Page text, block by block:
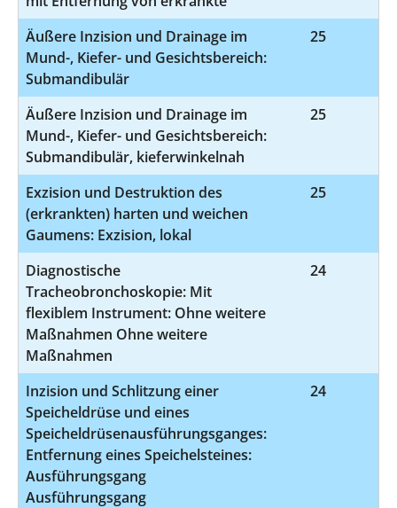
Äußere Inzision und Drainage im
Mund-, Kiefer- und Gesichtsbereich:
Submandibulär
25
Äußere Inzision und Drainage im
Mund-, Kiefer- und Gesichtsbereich:
Submandibulär, kieferwinkelnah
25
Exzision und Destruktion des
(erkrankten) harten und weichen
Gaumens: Exzision, lokal
25
Diagnostische
Tracheobronchoskopie: Mit
flexiblem Instrument: Ohne weitere
Maßnahmen Ohne weitere
Maßnahmen
24
Inzision und Schlitzung einer
Speicheldrüse und eines
Speicheldrüsenausführungsganges:
Entfernung eines Speichelsteines:
Ausführungsgang
Ausführungsgang
24